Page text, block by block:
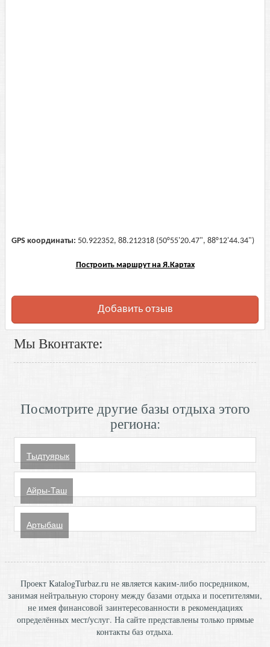
GPS координаты: 50.922352, 88.212318 (50°55'20.47", 88°12'44.34")
Построить маршрут на Я.Картах
Добавить отзыв
Мы Вконтакте:
Посмотрите другие базы отдыха этого
региона:
Тыдтуярык
Айры-Таш
Артыбаш
Проект KatalogTurbaz.ru не является каким-либо посредником,
занимая нейтральную сторону между базами отдыха и посетителями,
не имея финансовой заинтересованности в рекомендациях
определённых мест/услуг. На сайте представлены только прямые
контакты баз отдыха.